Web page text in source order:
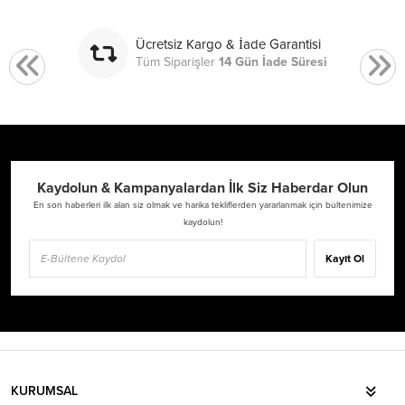
Ücretsiz Kargo & İade Garantisi
Tüm Siparişler14 Gün İade Süresi
Kaydolun & Kampanyalardan İlk Siz Haberdar Olun
En son haberleri ilk alan siz olmak ve harika tekliflerden yararlanmak için bültenimize
kaydolun!
Kayıt Ol
KURUMSAL